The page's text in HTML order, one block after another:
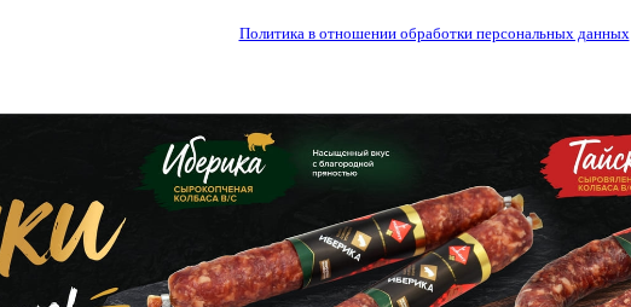
Политика в отношении обработки персональных данных